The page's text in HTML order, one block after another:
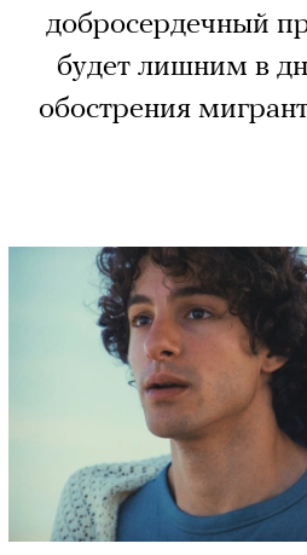
добросердечный
будет лишним в
обострения